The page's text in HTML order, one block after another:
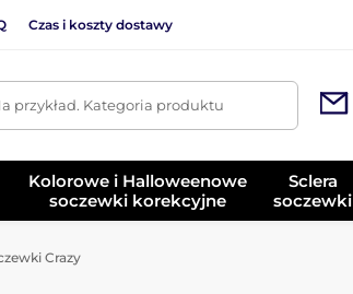
Czas i koszty dostawy
przykład. Kategoria produktu
Kolorowe i Halloweenowe
soczewki korekcyjne
Sclera
soczewki
Crazy